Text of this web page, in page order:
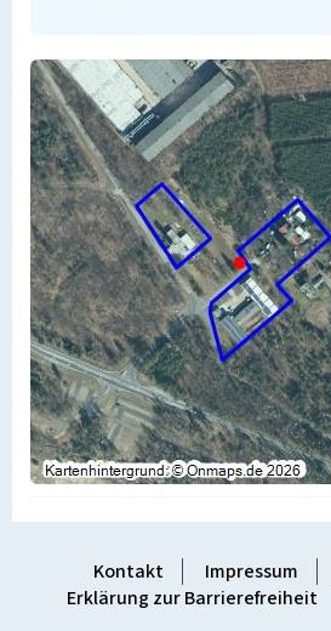
Kontakt Impressum
Erklärung zur Barrierefreiheit